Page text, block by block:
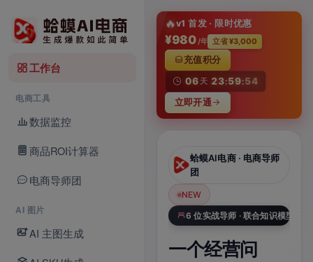
工作台
电商工具
数据监控
商品ROI计算器
电商导师团
AI 图片
AI 主图生成
🔥v1 首发 · 限时优惠
¥980/年 立省 ¥3,000
06 天 23:59:53
充值积分
立即开通
蛤蟆AI电商 · AI
蛤蟆AI电商 · 电商导师
团
NEW
6 位实战导师 · 联合知识模型
一个经营问